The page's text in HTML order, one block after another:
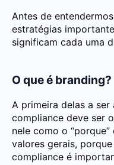
Antes de
estratégias
significam cada uma
O que é branding?
A primeira delas a
compliance deve ser
nele como o
valores gerais,
compliance é